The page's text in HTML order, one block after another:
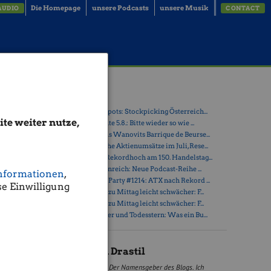
weiter nutze,
,
Einwilligung
Die Homepage unsere Podcasts unsere Musik CONTACT
7414
» Österreich-Depots: Stockpicking Österreich...
» Börsegeschichte 5.8.: Bitte wieder so wie ...
» Nachlese: Hans Wanovits Barrique de Beurse...
» PIR-News: Hohe Aktienumsätze im Juli, Rese...
» ATX erreicht Rekordhoch am 150. Handelstag...
» Drastil & Seltenreich: Neue Podcast-Reihe ...
» Wiener Börse Party #1214: ATX nach Rekord ...
» Wiener Börse zu Mittag leicht schwächer: F...
» Wiener Börse zu Mittag leicht schwächer: F...
» Zwischen Polier und Todesstern: Was ein Bu...
Christian Drastil
Der Namensgeber des Blogs. Ich